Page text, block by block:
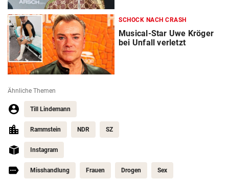
SCHOCK NACH CRASH
Musical-Star Uwe Kröger
bei Unfall verletzt
Ähnliche Themen
Till Lindemann
Rammstein NDR SZ
Instagram
Misshandlung Frauen Drogen Sex